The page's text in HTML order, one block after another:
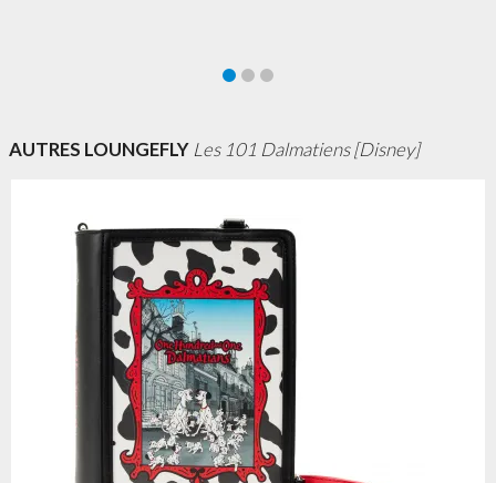
AUTRES LOUNGEFLYLes 101 Dalmatiens [Disney]